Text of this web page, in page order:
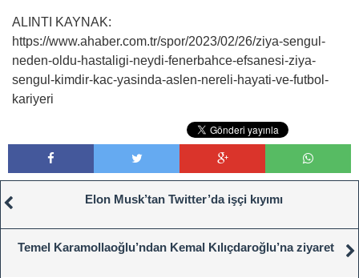
ALINTI KAYNAK:
https://www.ahaber.com.tr/spor/2023/02/26/ziya-sengul-
neden-oldu-hastaligi-neydi-fenerbahce-efsanesi-ziya-
sengul-kimdir-kac-yasinda-aslen-nereli-hayati-ve-futbol-
kariyeri
Elon Musk’tan Twitter’da işçi kıyımı
Temel Karamollaoğlu’ndan Kemal Kılıçdaroğlu’na ziyaret